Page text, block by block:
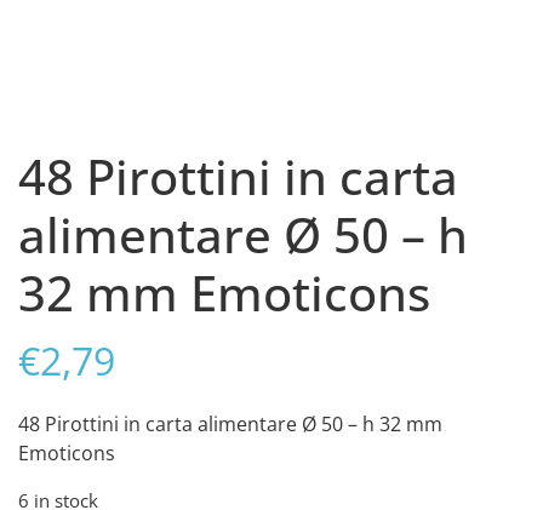
48 Pirottini in carta
alimentare Ø 50 – h
32 mm Emoticons
€2,79
48 Pirottini in carta alimentare Ø 50 – h 32 mm
Emoticons
6 in stock